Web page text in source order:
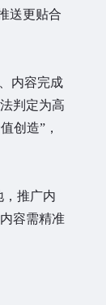
送更贴合
内容完成
判定为高
创造”，
，推广内
容需精准